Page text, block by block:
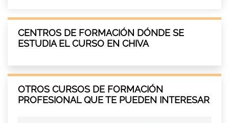
CENTROS DE FORMACIÓN DÓNDE SE
ESTUDIA EL CURSO EN CHIVA
OTROS CURSOS DE FORMACIÓN
PROFESIONAL QUE TE PUEDEN INTERESAR